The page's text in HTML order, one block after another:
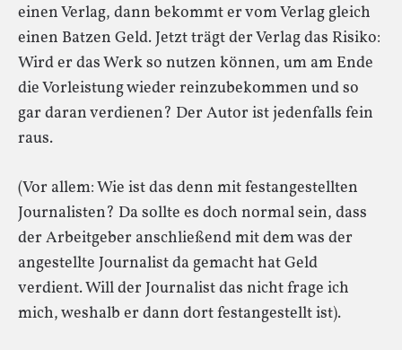
einen Verlag, dann bekommt er vom Verlag gleich
einen Batzen Geld. Jetzt trägt der Verlag das Risiko:
Wird er das Werk so nutzen können, um am Ende
die Vorleistung wieder reinzubekommen und so
gar daran verdienen? Der Autor ist jedenfalls fein
raus.
(Vor allem: Wie ist das denn mit festangestellten
Journalisten? Da sollte es doch normal sein, dass
der Arbeitgeber anschließend mit dem was der
angestellte Journalist da gemacht hat Geld
verdient. Will der Journalist das nicht frage ich
mich, weshalb er dann dort festangestellt ist).